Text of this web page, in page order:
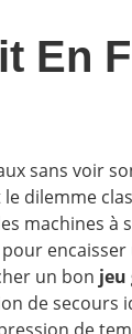
En
sans voir
dilemme
machines à
encaisser
un bon jeu
de secours
de